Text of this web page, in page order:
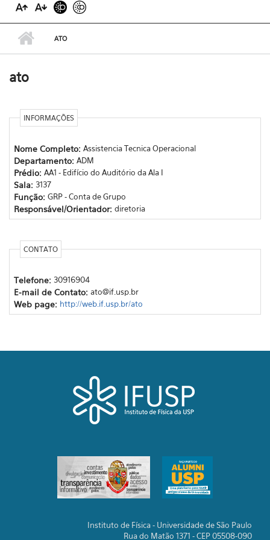
ATO
ato
INFORMAÇÕES
Nome Completo: Assistencia Tecnica Operacional
Departamento: ADM
Prédio: AA1 - Edifício do Auditório da Ala I
Sala: 3137
Função: GRP - Conta de Grupo
Responsável/Orientador: diretoria
CONTATO
Telefone: 30916904
E-mail de Contato: ato@if.usp.br
Web page: http://web.if.usp.br/ato
Instituto de Física - Universidade de São Paulo
Rua do Matão 1371 - CEP 05508-090